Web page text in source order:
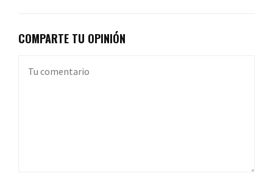
COMPARTE TU OPINIÓN